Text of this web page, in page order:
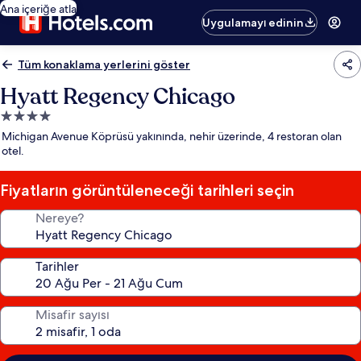
Ana içeriğe atla
Uygulamayı edinin
Tüm konaklama yerlerini göster
Hyatt Regency Chicago
4.0
yıldızlı
konaklama
yeri
Michigan Avenue Köprüsü yakınında, nehir üzerinde, 4 restoran olan
otel.
Fiyatların görüntüleneceği tarihleri seçin
Nereye?
Tarihler
Misafir sayısı